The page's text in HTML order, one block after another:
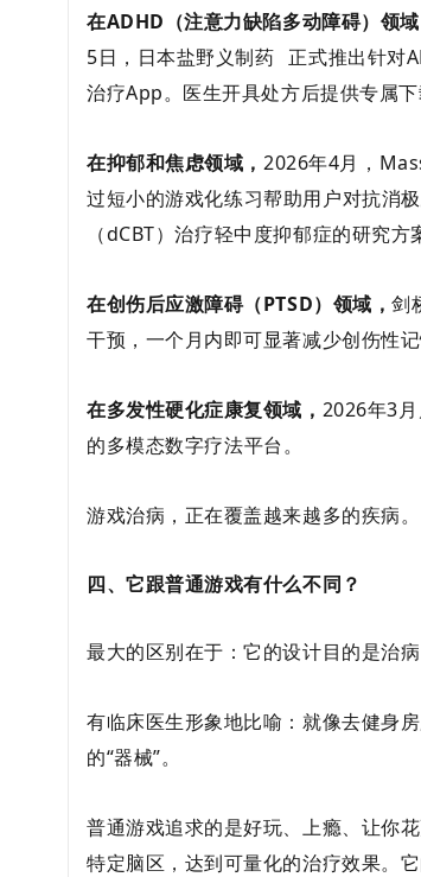
在ADHD（注意力缺陷多动障碍）领域
5日，日本盐野义制药 正式推出针对
治疗App。医生开具处方后提供专属
在抑郁和焦虑领域 ， 2026年4月，
过短小的游戏化练习帮助用户对抗消
（dCBT）治疗轻中度抑郁症的研究
在创伤后应激障碍（PTSD）领域 ，剑
干预，一个月内即可显著减少创伤性
在多发性硬化症康复领域 ， 2026年3
的多模态数字疗法平台。
游戏治病，正在覆盖越来越多的疾病。
四、它跟普通游戏有什么不同？
最大的区别在于：它的设计目的是治病
有临床医生形象地比喻：就像去健身
的“器械”。
普通游戏追求的是好玩、上瘾、让你
特定脑区，达到可量化的治疗效果。